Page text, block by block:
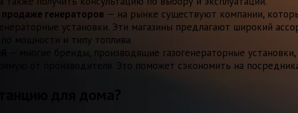
продаже генераторов — на рынке существуют компании,
установки. Эти магазины предлагают широкий
мощности и типу топлива.
— многие бренды, производящие газогенераторные
от производителя. Это поможет сэкономить на